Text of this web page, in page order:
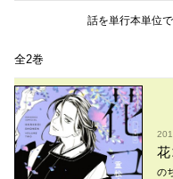
話を単行本単位
全2巻
花
の